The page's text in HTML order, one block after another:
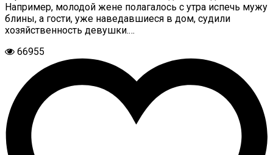
Например, молодой жене полагалось с утра испечь мужу
блины, а гости, уже наведавшиеся в дом, судили
хозяйственность девушки.…
66955